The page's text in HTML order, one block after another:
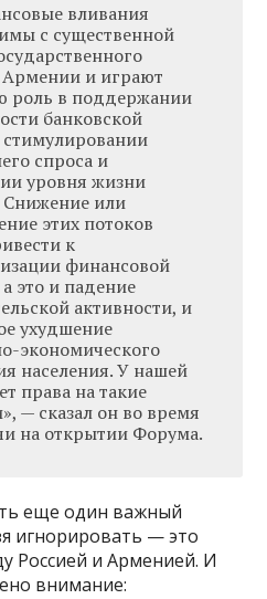
вливания
с существенной
и играют
роль в поддержании
банковской
спроса и
уровня жизни
Снижение или
этих потоков
к
финансовой
это и падение
активности, и
ухудшение
экономического
населения. У нашей
права на такие
— сказал он во время
на открытии Форума.
еще один важный
игнорировать — это
Россией и Арменией. И
внимание: